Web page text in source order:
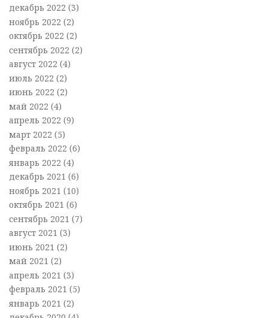
декабрь 2022 (3)
ноябрь 2022 (2)
октябрь 2022 (2)
сентябрь 2022 (2)
август 2022 (4)
июль 2022 (2)
июнь 2022 (2)
май 2022 (4)
апрель 2022 (9)
март 2022 (5)
февраль 2022 (6)
январь 2022 (4)
декабрь 2021 (6)
ноябрь 2021 (10)
октябрь 2021 (6)
сентябрь 2021 (7)
август 2021 (3)
июнь 2021 (2)
май 2021 (2)
апрель 2021 (3)
февраль 2021 (5)
январь 2021 (2)